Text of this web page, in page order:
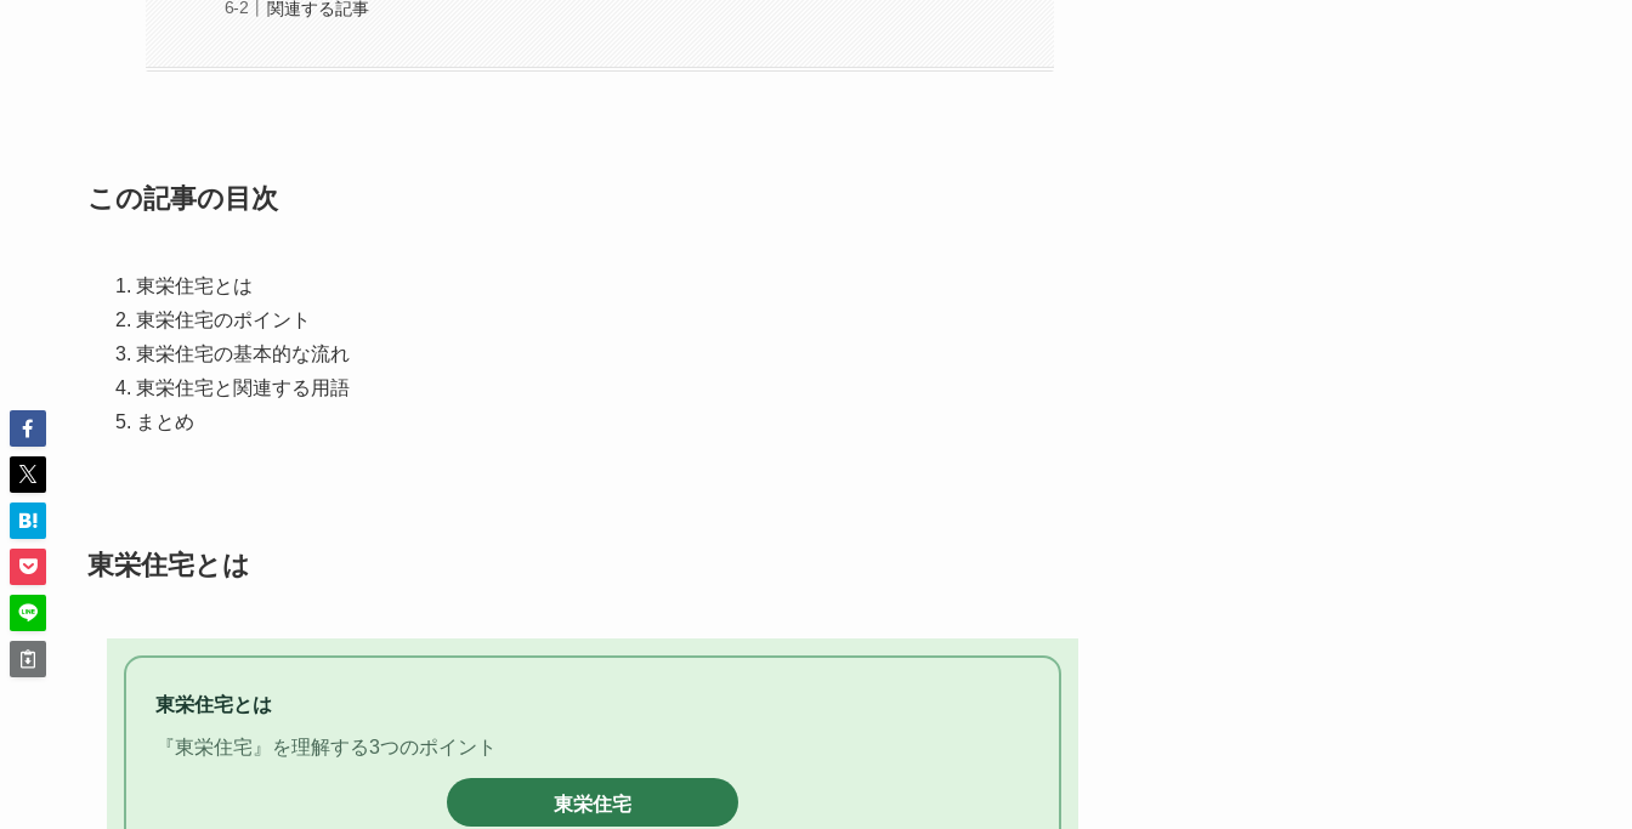
関連する記事
この記事の目次
東栄住宅とは
東栄住宅のポイント
東栄住宅の基本的な流れ
東栄住宅と関連する用語
まとめ
東栄住宅とは
東栄住宅とは
『東栄住宅』を理解する3つのポイント
東栄住宅